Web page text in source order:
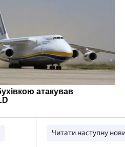
Читати наступну